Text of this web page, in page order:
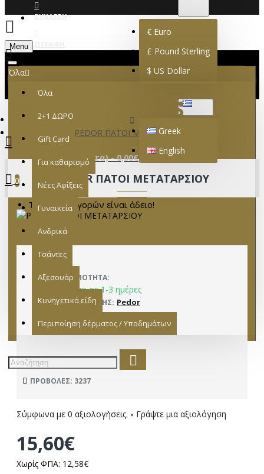
ΣΎΝΔΕΣΗ
€ Euro
£ Pound Sterling
$ US Dollar
Greek
English
Menu
0 προϊόν(τα) - 0,00€
0
Το καλάθι αγορών είναι άδειο!
Όλα
Όλα
2+1 ΔΩΡΟ
Gift Card
Για καθαρισμό
Νέες Αφίξεις
Γυναικεία
Ανδρικά
Τσάντες
Αξεσουάρ
Κυνηγετικά είδη
Περιποίηση δέρματος / Υποδημάτων
PEDOR ΠΑΤΟΙ ΜΕΤΑΤΑΡΣΙΟΥ
PEDOR ΠΑΤΟΙ ΜΕΤΑΤΑΡΣΙΟΥ
ΔΙΑΘΕΣΙΜΌΤΗΤΑ:
Παράδοση σε 1-3 ημέρες
ΚΑΤΑΣΚΕΥΑΣΤΉΣ: Pedor
15501009
ΠΡΟΒΟΛΈΣ: 3237
Σύμφωνα με 0 αξιολογήσεις. - Γράψτε μια αξιολόγηση
15,60€
Χωρίς ΦΠΑ: 12,58€